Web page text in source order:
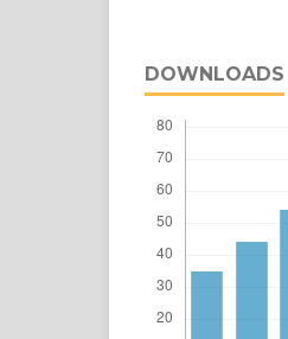
DOWNLOADS